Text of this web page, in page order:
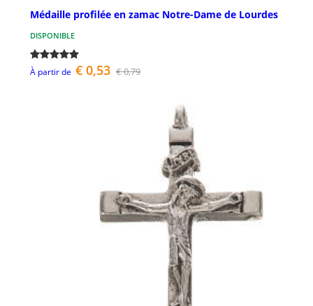
Médaille profilée en zamac Notre-Dame de Lourdes
DISPONIBLE
À partir de € 0,53 € 0,79